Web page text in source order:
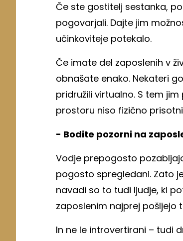
Če ste gostitelj sestanka,
pogovarjali. Dajte jim
učinkoviteje potekalo.
Če imate del zaposlenih v
obnašate enako. Nekateri
pridružili virtualno. S tem
prostoru niso fizično
- Bodite pozorni na
Vodje prepogosto
pogosto spregledani. Zato
navadi so to tudi ljudje, ki
zaposlenim najprej pošljejo
In ne le introvertirani – tudi